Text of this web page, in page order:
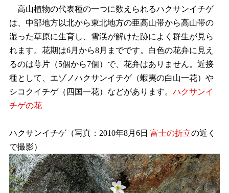
高山植物の代表種の一つに数えられるハクサンイチゲ
は、中部地方以北から東北地方の亜高山帯から高山帯の
湿った草原に生育し、雪渓が解けた跡によく群生が見ら
れます。花期は6月から8月までです。白色の花弁に見え
るのは萼片（5個から7個）で、花弁はありません。近接
種として、エゾノハクサンイチゲ（蝦夷の白山一花）や
シコクイチゲ（四国一花）などがあります。 ハクサンイ
チゲの花
ハクサンイチゲ（写真：2010年8月6日 富士の折立の近く
で撮影）